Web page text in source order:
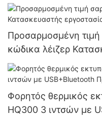
Προσαρμοσμένη
κώδικα λέιζερ
HOIN
Φορητός θερμικός
HQ300 3 ιντσών με